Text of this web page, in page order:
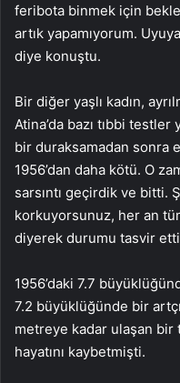
feribota binmek için
artık yapamıyorum.
diye konuştu.
Bir diğer yaşlı kadın,
Atina’da bazı tıbbi testler
bir duraksamadan sonra
1956’dan daha kötü. O
sarsıntı geçirdik ve bitti.
korkuyorsunuz, her an
diyerek durumu tasvir
1956’daki 7.7
7.2 büyüklüğünde bir
metreye kadar ulaşan
hayatını kaybetmişti.